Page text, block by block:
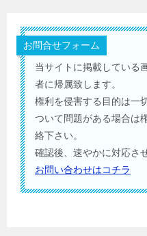
お問合せフォーム
当サイトに掲載している
者に帰属致します。
権利を侵害する目的は一
ついて問題がある場合は
絡下さい。
確認後、速やかに対応さ
お問い合わせはコチラ